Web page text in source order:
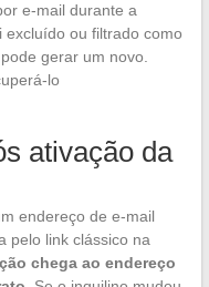
e-mail durante a
ou filtrado como
gerar um novo.
lo
ativação da
endereço de e-mail
pelo link clássico na
chega ao endereço